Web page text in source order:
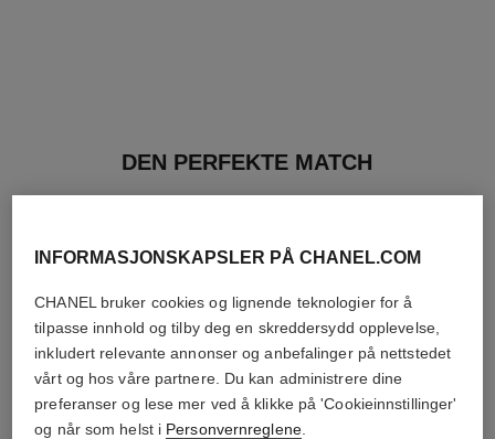
DEN PERFEKTE MATCH
INFORMASJONSKAPSLER PÅ CHANEL.COM
CHANEL bruker cookies og lignende teknologier for å
tilpasse innhold og tilby deg en skreddersydd opplevelse,
inkludert relevante annonser og anbefalinger på nettstedet
vårt og hos våre partnere. Du kan administrere dine
preferanser og lese mer ved å klikke på 'Cookieinnstillinger'
og når som helst i Personvernreglene.